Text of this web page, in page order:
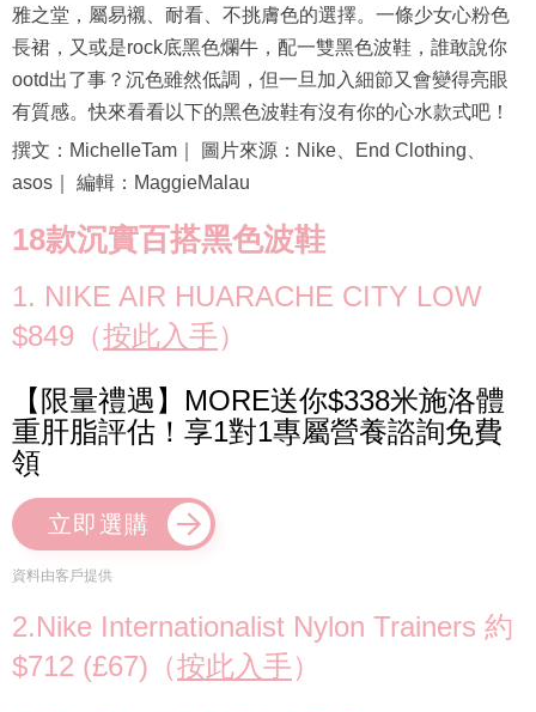
雅之堂，屬易襯、耐看、不挑膚色的選擇。一條少女心粉色
長裙，又或是rock底黑色爛牛，配一雙黑色波鞋，誰敢說你
ootd出了事？沉色雖然低調，但一旦加入細節又會變得亮眼
有質感。快來看看以下的黑色波鞋有沒有你的心水款式吧！
撰文：MichelleTam｜ 圖片來源：Nike、End Clothing、
asos｜ 編輯：MaggieMalau
18款沉實百搭黑色波鞋
1. NIKE AIR HUARACHE CITY LOW
$849（按此入手）
【限量禮遇】MORE送你$338米施洛體
重肝脂評估！享1對1專屬營養諮詢免費
領
立即選購
資料由客戶提供
2.Nike Internationalist Nylon Trainers 約
$712 (£67)（按此入手）